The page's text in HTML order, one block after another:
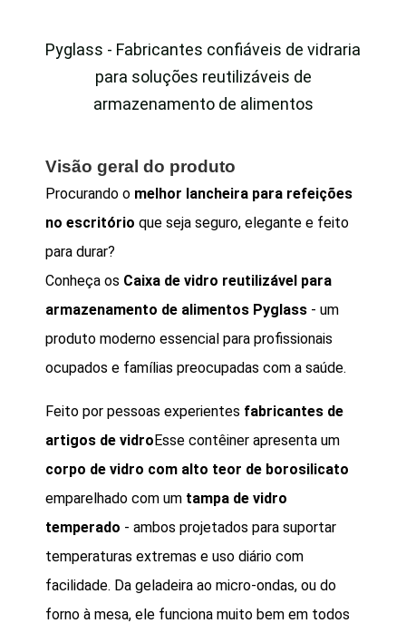
Pyglass - Fabricantes confiáveis de vidraria
para soluções reutilizáveis de
armazenamento de alimentos
Visão geral do produto
Procurando o melhor lancheira para refeições
no escritório que seja seguro, elegante e feito
para durar?
Conheça os Caixa de vidro reutilizável para
armazenamento de alimentos Pyglass - um
produto moderno essencial para profissionais
ocupados e famílias preocupadas com a saúde.
Feito por pessoas experientes fabricantes de
artigos de vidroEsse contêiner apresenta um
corpo de vidro com alto teor de borosilicato
emparelhado com um tampa de vidro
temperado - ambos projetados para suportar
temperaturas extremas e uso diário com
facilidade. Da geladeira ao micro-ondas, ou do
forno à mesa, ele funciona muito bem em todos